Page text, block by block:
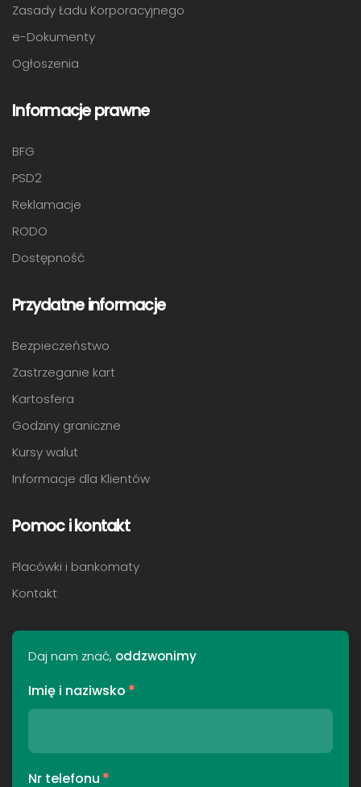
Zasady Ładu Korporacyjnego
e-Dokumenty
Ogłoszenia
Informacje prawne
BFG
PSD2
Reklamacje
RODO
Dostępność
Przydatne informacje
Bezpieczeństwo
Zastrzeganie kart
Kartosfera
Godziny graniczne
Kursy walut
Informacje dla Klientów
Pomoc i kontakt
Placówki i bankomaty
Kontakt
Daj nam znać, oddzwonimy
Imię i naziwsko *
Nr telefonu *